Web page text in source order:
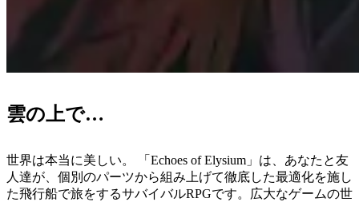
雲の上で…
世界は本当に美しい。 「Echoes of Elysium」は、あなたと友
人達が、個別のパーツから組み上げて徹底した最適化を施し
た飛行船で旅をするサバイバルRPGです。広大なゲームの世